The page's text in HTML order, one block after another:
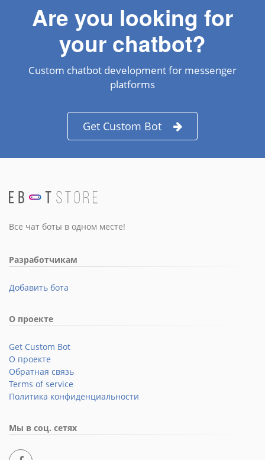
Are you looking for
your chatbot?
Custom chatbot development for messenger
platforms
Get Custom Bot
Все чат боты в одном месте!
Разработчикам
Добавить бота
О проекте
Get Custom Bot
О проекте
Обратная связь
Terms of service
Политика конфиденциальности
Мы в соц. сетях